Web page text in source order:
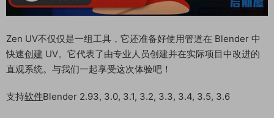
Zen UV不仅仅是一组工具，它还准备好使用管道在 Blender 中
快速创建 UV。它代表了由专业人员创建并在实际项目中改进的
直观系统。与我们一起享受这次体验吧！
支持软件Blender 2.93, 3.0, 3.1, 3.2, 3.3, 3.4, 3.5, 3.6